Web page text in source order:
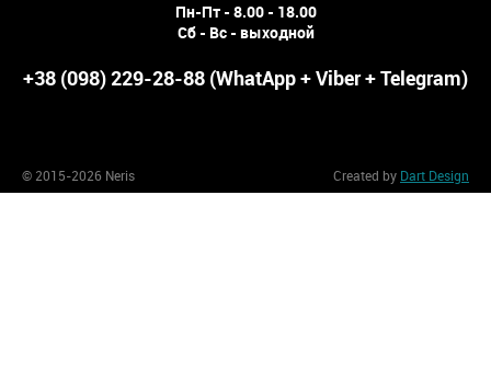
Пн-Пт - 8.00 - 18.00
Сб - Вс - выходной
+38 (098) 229-28-88 (WhatApp + Viber + Telegram)
© 2015-2026 Neris Created by Dart Design